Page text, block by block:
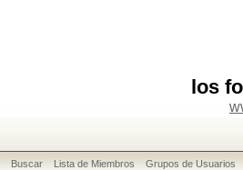
los
Buscar Lista de Miembros Grupos de Usuarios